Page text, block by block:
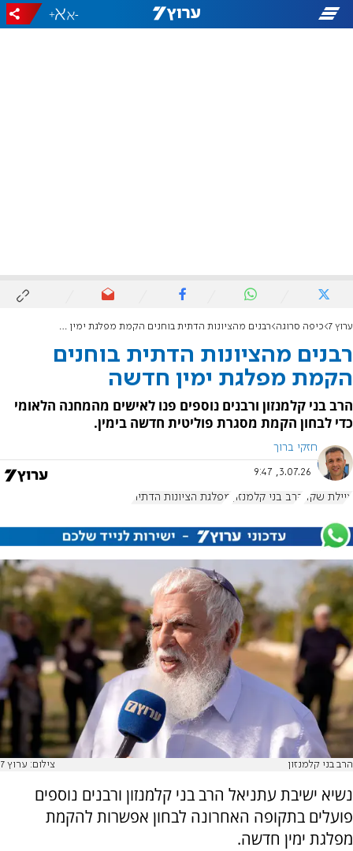
-
+
ערוץ 7 כיפה סרוגה רבנים מהציונות הדתית בוחנים הקמת מפלגת ימין חדשה
רבנים מהציונות הדתית בוחנים
הקמת מפלגת ימין חדשה
הרב בני קלמנזון ורבנים נוספים פנו לאישים מהמחנה הלאומי
כדי לבחון הקמת מסגרת פוליטית חדשה בימין.
חזקי ברוך
3.07.26, 9:47
איילת שקד הרב בני קלמנזון מפלגת הציונות הדתית
הרב בני קלמנזון צילום: ערוץ 7
נשיא ישיבת עתניאל הרב בני קלמנזון ורבנים נוספים
פועלים בתקופה האחרונה לבחון אפשרות להקמת
מפלגת ימין חדשה.